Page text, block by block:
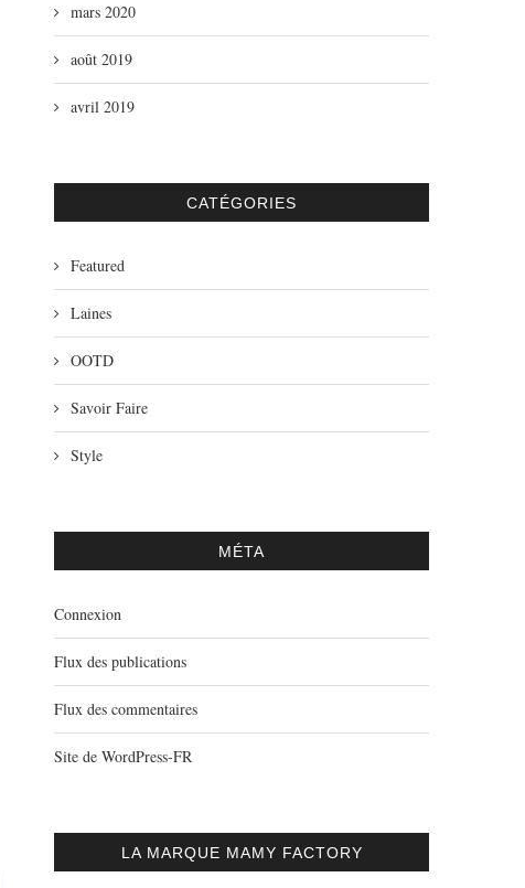
mars 2020
août 2019
avril 2019
CATÉGORIES
Featured
Laines
OOTD
Savoir Faire
Style
MÉTA
Connexion
Flux des publications
Flux des commentaires
Site de WordPress-FR
LA MARQUE MAMY FACTORY